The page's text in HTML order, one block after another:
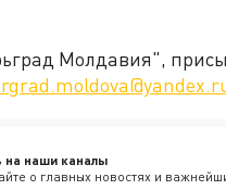
Молдавия",
на наши каналы
о главных новостях и